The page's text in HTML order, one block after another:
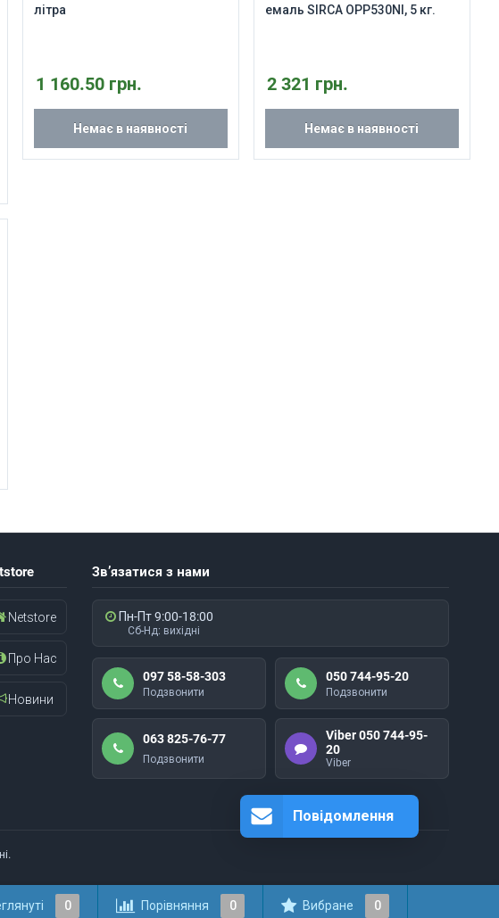
літра
1 160.50 грн.
Немає в наявності
емаль SIRCA OPP530NI, 5 кг.
2 321 грн.
Немає в наявності
Netstore
Про Нас
Новини
Зв’язатися з нами
Пн-Пт 9:00-18:00
Сб-Нд: вихідні
097 58-58-303
Подзвонити
050 744-95-20
Подзвонити
063 825-76-77
Подзвонити
Viber 050 744-95-
20
Viber
0 Порівняння 0 Вибране 0
Повідомлення